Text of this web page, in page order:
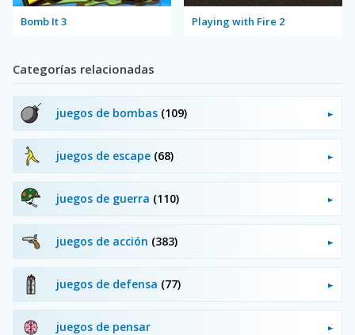
Bomb It 3 Playing with Fire 2
Categorías relacionadas
juegos de bombas (109)
juegos de escape (68)
juegos de guerra (110)
juegos de acción (383)
juegos de defensa (77)
juegos de pensar